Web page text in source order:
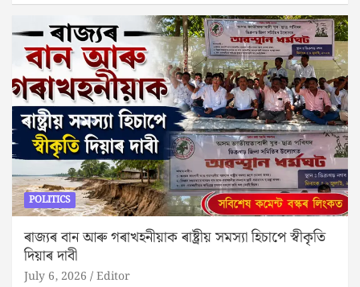
POLITICS
ৰাজ্যৰ বান আৰু গৰাখহনীয়াক ৰাষ্ট্ৰীয় সমস্যা হিচাপে স্বীকৃতি
দিয়াৰ দাবী
July 6, 2026 Editor